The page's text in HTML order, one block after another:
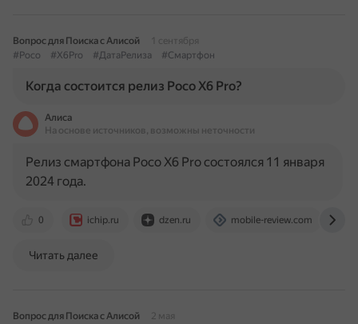
Вопрос для Поиска с Алисой
1 сентября
#Poco
#X6Pro #ДатаРелиза #Смартфон
Когда состоится релиз Poco X6 Pro?
Алиса
На основе источников, возможны неточности
0 ichip.ru dzen.ru mobile-review.com
Релиз смартфона Poco X6 Pro состоялся 11 января
2024 года.
Читать далее
Вопрос для Поиска с Алисой
2 мая